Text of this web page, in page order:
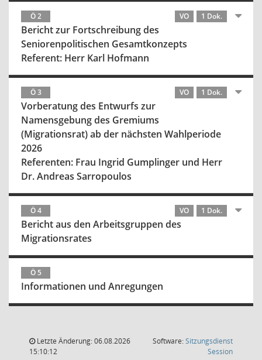
Ö 2 VO 1 Dok.
Bericht zur Fortschreibung des
Seniorenpolitischen Gesamtkonzepts
Referent: Herr Karl Hofmann
Ö 3 VO 1 Dok.
Vorberatung des Entwurfs zur
Namensgebung des Gremiums
(Migrationsrat) ab der nächsten Wahlperiode
2026
Referenten: Frau Ingrid Gumplinger und Herr
Dr. Andreas Sarropoulos
Ö 4 VO 1 Dok.
Bericht aus den Arbeitsgruppen des
Migrationsrates
Ö 5
Informationen und Anregungen
Letzte Änderung: 06.08.2026
15:10:12
Software:Sitzungsdienst
Session(Wird in